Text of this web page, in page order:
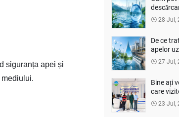
siguranța apei și
tratarea
28 Jul,
De ce
apelor
Ape
27 Jul,
Bine ați
care
de
discutate
23 Jul,